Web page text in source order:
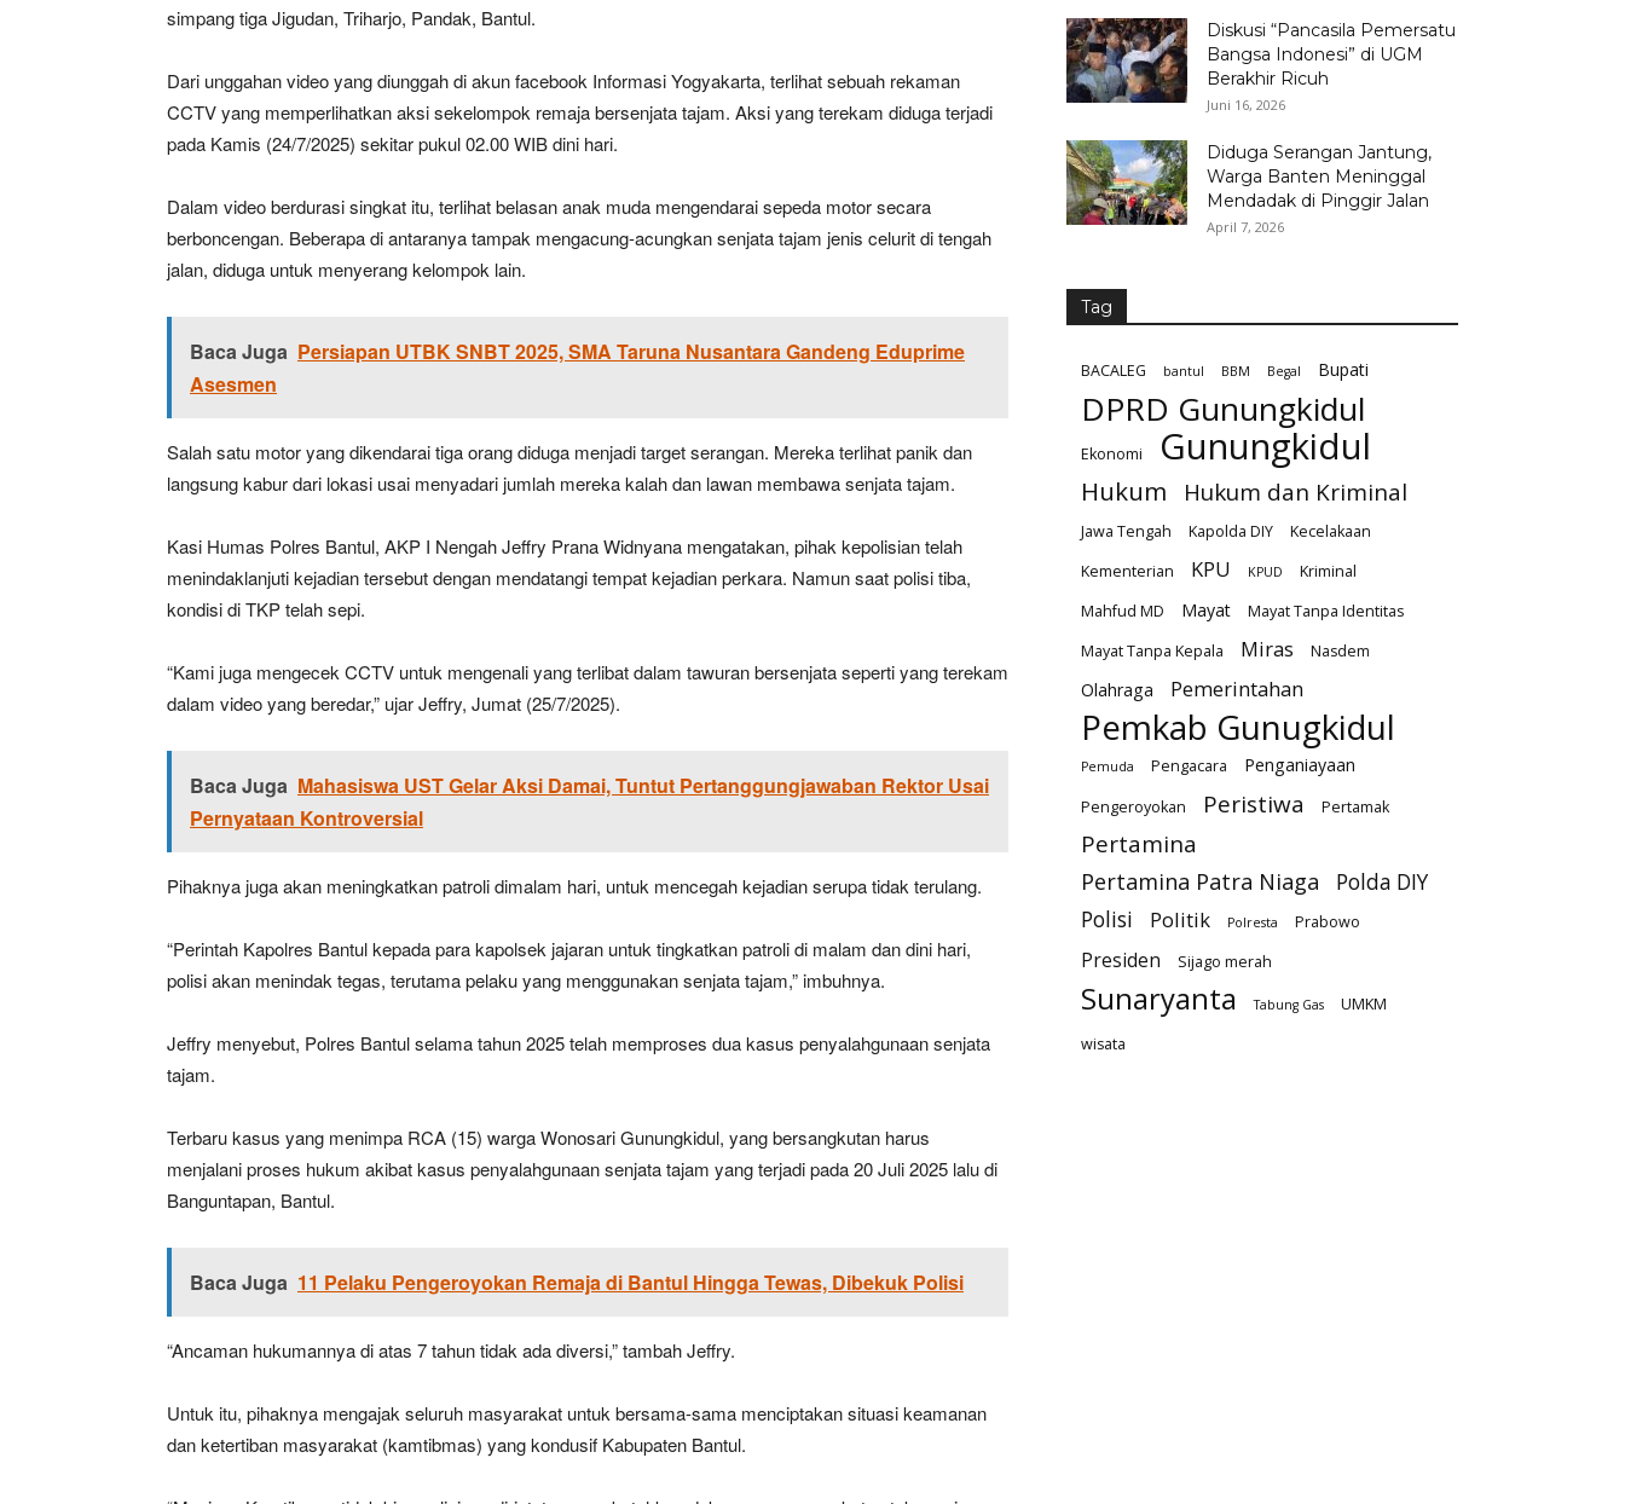
simpang tiga Jigudan, Triharjo, Pandak, Bantul.
Dari unggahan video yang diunggah di akun facebook Informasi Yogyakarta, terlihat sebuah rekaman
CCTV yang memperlihatkan aksi sekelompok remaja bersenjata tajam. Aksi yang terekam diduga terjadi
pada Kamis (24/7/2025) sekitar pukul 02.00 WIB dini hari.
Dalam video berdurasi singkat itu, terlihat belasan anak muda mengendarai sepeda motor secara
berboncengan. Beberapa di antaranya tampak mengacung-acungkan senjata tajam jenis celurit di tengah
jalan, diduga untuk menyerang kelompok lain.
Baca Juga Persiapan UTBK SNBT 2025, SMA Taruna Nusantara Gandeng Eduprime
Asesmen
Salah satu motor yang dikendarai tiga orang diduga menjadi target serangan. Mereka terlihat panik dan
langsung kabur dari lokasi usai menyadari jumlah mereka kalah dan lawan membawa senjata tajam.
Kasi Humas Polres Bantul, AKP I Nengah Jeffry Prana Widnyana mengatakan, pihak kepolisian telah
menindaklanjuti kejadian tersebut dengan mendatangi tempat kejadian perkara. Namun saat polisi tiba,
kondisi di TKP telah sepi.
“Kami juga mengecek CCTV untuk mengenali yang terlibat dalam tawuran bersenjata seperti yang terekam
dalam video yang beredar,” ujar Jeffry, Jumat (25/7/2025).
Baca Juga Mahasiswa UST Gelar Aksi Damai, Tuntut Pertanggungjawaban Rektor Usai
Pernyataan Kontroversial
Pihaknya juga akan meningkatkan patroli dimalam hari, untuk mencegah kejadian serupa tidak terulang.
“Perintah Kapolres Bantul kepada para kapolsek jajaran untuk tingkatkan patroli di malam dan dini hari,
polisi akan menindak tegas, terutama pelaku yang menggunakan senjata tajam,” imbuhnya.
Jeffry menyebut, Polres Bantul selama tahun 2025 telah memproses dua kasus penyalahgunaan senjata
tajam.
Terbaru kasus yang menimpa RCA (15) warga Wonosari Gunungkidul, yang bersangkutan harus
menjalani proses hukum akibat kasus penyalahgunaan senjata tajam yang terjadi pada 20 Juli 2025 lalu di
Banguntapan, Bantul.
Baca Juga 11 Pelaku Pengeroyokan Remaja di Bantul Hingga Tewas, Dibekuk Polisi
“Ancaman hukumannya di atas 7 tahun tidak ada diversi,” tambah Jeffry.
Untuk itu, pihaknya mengajak seluruh masyarakat untuk bersama-sama menciptakan situasi keamanan
dan ketertiban masyarakat (kamtibmas) yang kondusif Kabupaten Bantul.
Diskusi “Pancasila Pemersatu
Bangsa Indonesi” di UGM
Berakhir Ricuh
Juni 16, 2026
Diduga Serangan Jantung,
Warga Banten Meninggal
Mendadak di Pinggir Jalan
April 7, 2026
Tag
BACALEG bantul BBM Begal Bupati
DPRD Gunungkidul
Ekonomi Gunungkidul
Hukum Hukum dan Kriminal
Jawa Tengah Kapolda DIY
Kecelakaan
Kementerian
KPU KPUD
Kriminal
Mahfud MD
Mayat
Mayat Tanpa Identitas
Mayat Tanpa Kepala
Miras Nasdem
Olahraga Pemerintahan
Pemkab Gunugkidul
Pemuda Pengacara Penganiayaan
Pengeroyokan Peristiwa Pertamak
Pertamina
Pertamina Patra Niaga
Polda DIY
Polisi
Politik Polresta Prabowo
Presiden Sijago merah
Sunaryanta Tabung Gas
UMKM
wisata